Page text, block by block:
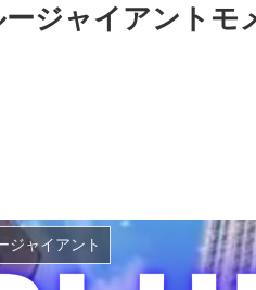
ージャイアントモ
ジャイアント